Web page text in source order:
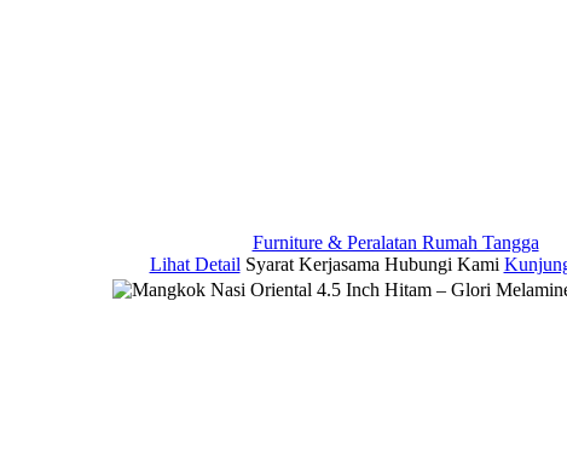
Furniture & Peralatan Rumah Tangga
Lihat Detail Syarat Kerjasama Hubungi Kami